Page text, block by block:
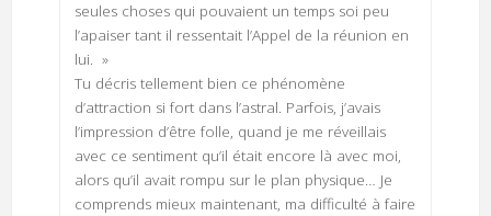
seules choses qui pouvaient un temps soi peu
l’apaiser tant il ressentait l’Appel de la réunion en
lui. »
Tu décris tellement bien ce phénomène
d’attraction si fort dans l’astral. Parfois, j’avais
l’impression d’être folle, quand je me réveillais
avec ce sentiment qu’il était encore là avec moi,
alors qu’il avait rompu sur le plan physique… Je
comprends mieux maintenant, ma difficulté à faire